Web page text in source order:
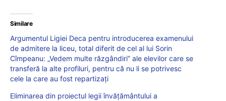
Similare
Argumentul Ligiei Deca pentru introducerea examenului
de admitere la liceu, total diferit de cel al lui Sorin
Cîmpeanu: „Vedem multe răzgândiri” ale elevilor care se
transferă la alte profiluri, pentru că nu li se potrivesc
cele la care au fost repartizați
Eliminarea din proiectul legii învățământului a